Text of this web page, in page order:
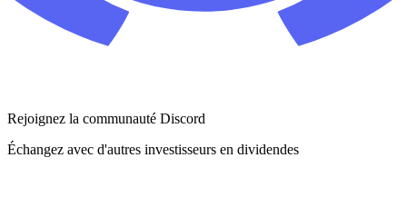
Rejoignez la communauté Discord
Échangez avec d'autres investisseurs en dividendes